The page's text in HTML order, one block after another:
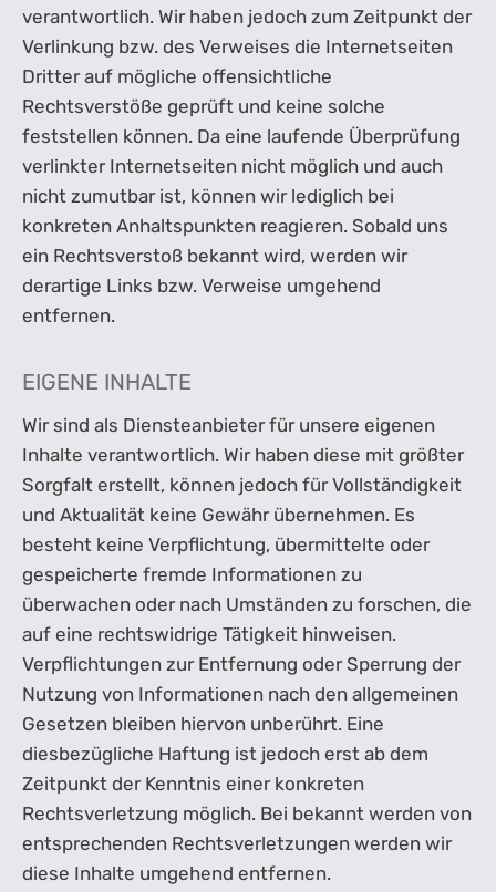
verantwortlich. Wir haben jedoch zum Zeitpunkt der
Verlinkung bzw. des Verweises die Internetseiten
Dritter auf mögliche offensichtliche
Rechtsverstöße geprüft und keine solche
feststellen können. Da eine laufende Überprüfung
verlinkter Internetseiten nicht möglich und auch
nicht zumutbar ist, können wir lediglich bei
konkreten Anhaltspunkten reagieren. Sobald uns
ein Rechtsverstoß bekannt wird, werden wir
derartige Links bzw. Verweise umgehend
entfernen.
EIGENE INHALTE
Wir sind als Diensteanbieter für unsere eigenen
Inhalte verantwortlich. Wir haben diese mit größter
Sorgfalt erstellt, können jedoch für Vollständigkeit
und Aktualität keine Gewähr übernehmen. Es
besteht keine Verpflichtung, übermittelte oder
gespeicherte fremde Informationen zu
überwachen oder nach Umständen zu forschen, die
auf eine rechtswidrige Tätigkeit hinweisen.
Verpflichtungen zur Entfernung oder Sperrung der
Nutzung von Informationen nach den allgemeinen
Gesetzen bleiben hiervon unberührt. Eine
diesbezügliche Haftung ist jedoch erst ab dem
Zeitpunkt der Kenntnis einer konkreten
Rechtsverletzung möglich. Bei bekannt werden von
entsprechenden Rechtsverletzungen werden wir
diese Inhalte umgehend entfernen.